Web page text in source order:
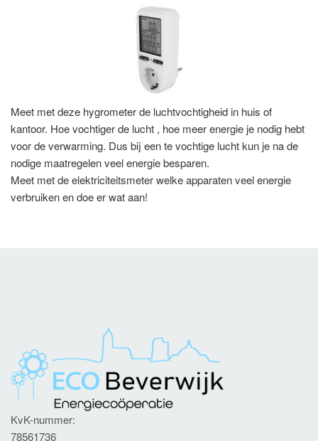
Meet met deze hygrometer de luchtvochtigheid in huis of
kantoor. Hoe vochtiger de lucht , hoe meer energie je nodig hebt
voor de verwarming. Dus bij een te vochtige lucht kun je na de
nodige maatregelen veel energie besparen.
Meet met de elektriciteitsmeter welke apparaten veel energie
verbruiken en doe er wat aan!
KvK-nummer:
78561736